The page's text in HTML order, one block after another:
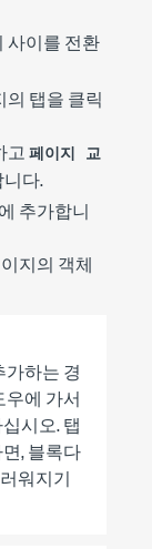
사이를 전환
탭을 클릭
고 페이지 교
다.
추가합니
지의 객체
가하는 경
우에 가서
시오. 탭
, 블록다
워지기